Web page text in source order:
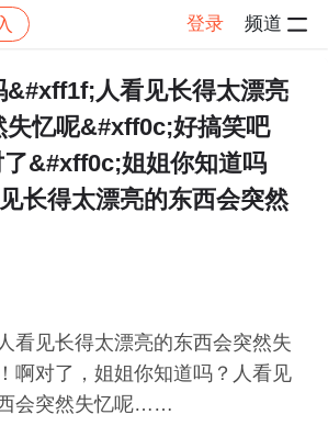
登录 频道
感慨 帖子详情
&#xff1f;人看见长得太漂亮
失忆呢&#xff0c;好搞笑吧
&#xff0c;姐姐你知道吗
长得太漂亮的东西会突然
看见长得太漂亮的东西会突然失
啊对了，姐姐你知道吗？人看见
会突然失忆呢……